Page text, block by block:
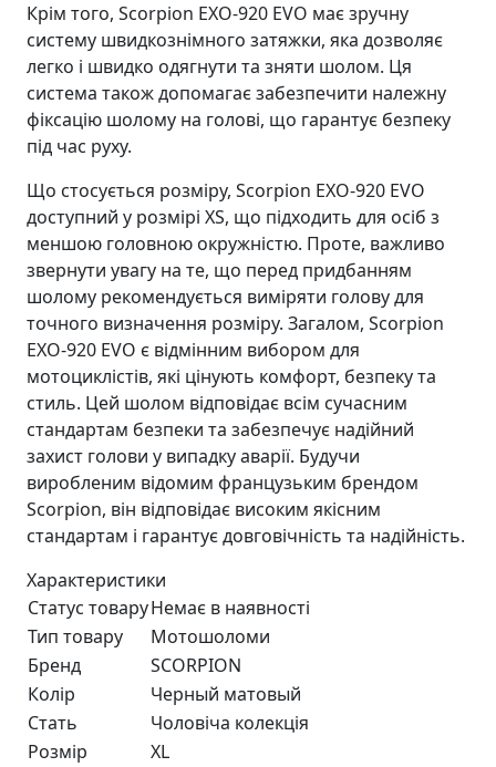
Крім того, Scorpion EXO-920 EVO має зручну
систему швидкознімного затяжки, яка дозволяє
легко і швидко одягнути та зняти шолом. Ця
система також допомагає забезпечити належну
фіксацію шолому на голові, що гарантує безпеку
під час руху.
Що стосується розміру, Scorpion EXO-920 EVO
доступний у розмірі XS, що підходить для осіб з
меншою головною окружністю. Проте, важливо
звернути увагу на те, що перед придбанням
шолому рекомендується виміряти голову для
точного визначення розміру. Загалом, Scorpion
EXO-920 EVO є відмінним вибором для
мотоциклістів, які цінують комфорт, безпеку та
стиль. Цей шолом відповідає всім сучасним
стандартам безпеки та забезпечує надійний
захист голови у випадку аварії. Будучи
виробленим відомим французьким брендом
Scorpion, він відповідає високим якісним
стандартам і гарантує довговічність та надійність.
Характеристики
Статус товаруНемає в наявності
Тип товару
Мотошоломи
Бренд
SCORPION
Колір
Черный матовый
Стать
Чоловіча колекція
Розмір
XL